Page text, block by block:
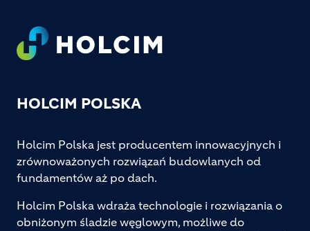
Footer
HOLCIM POLSKA
Holcim Polska jest producentem innowacyjnych i
zrównoważonych rozwiązań budowlanych od
fundamentów aż po dach.
Holcim Polska wdraża technologie i rozwiązania o
obniżonym śladzie węglowym, możliwe do